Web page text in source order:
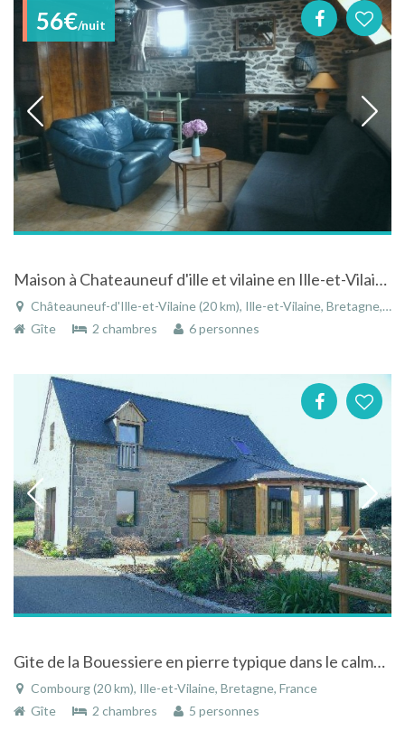
56€/nuit
Maison à Chateauneuf d'ille et vilaine en Ille-et-Vilaine en Bretagne proche de Saint Malo
Châteauneuf-d'Ille-et-Vilaine (20 km), Ille-et-Vilaine, Bretagne, France
Gîte
2 chambres 6 personnes
Gite de la Bouessiere en pierre typique dans le calme campagnard à Combourg en Bretagne
Combourg (20 km), Ille-et-Vilaine, Bretagne, France
Gîte
2 chambres 5 personnes